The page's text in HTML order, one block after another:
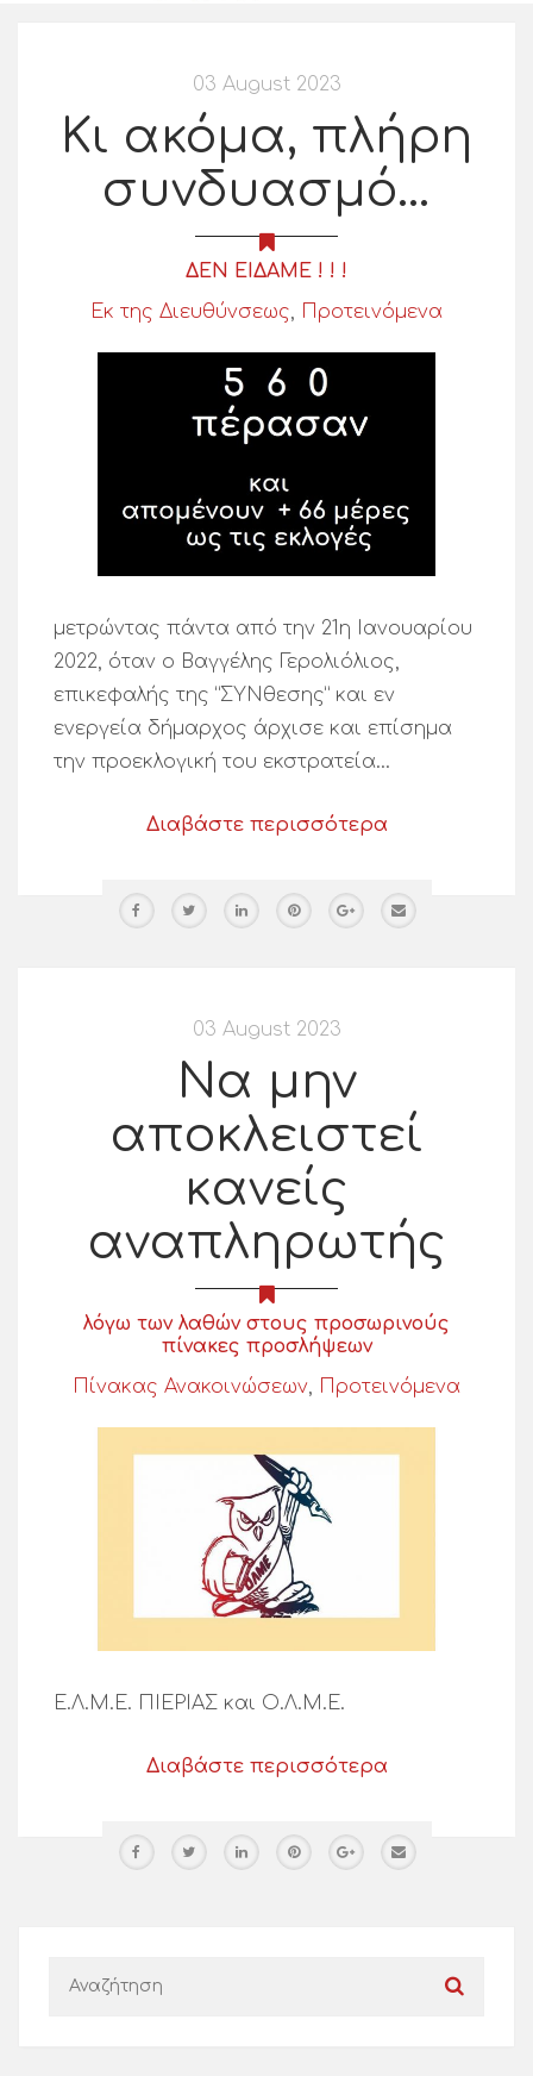
03 August 2023
Κι ακόμα, πλήρη
συνδυασμό…
ΔΕΝ ΕΙΔΑΜΕ ! ! !
Εκ της Διευθύνσεως, Προτεινόμενα
μετρώντας πάντα από την 21η Ιανουαρίου
2022, όταν ο Βαγγέλης Γερολιόλιος,
επικεφαλής της “ΣΥΝθεσης” και εν
ενεργεία δήμαρχος άρχισε και επίσημα
την προεκλογική του εκστρατεία…
Διαβάστε περισσότερα
03 August 2023
Να μην
αποκλειστεί
κανείς
αναπληρωτής
λόγω των λαθών στους προσωρινούς
πίνακες προσλήψεων
Πίνακας Ανακοινώσεων, Προτεινόμενα
Ε.Λ.Μ.Ε. ΠΙΕΡΙΑΣ και Ο.Λ.Μ.Ε.
Διαβάστε περισσότερα